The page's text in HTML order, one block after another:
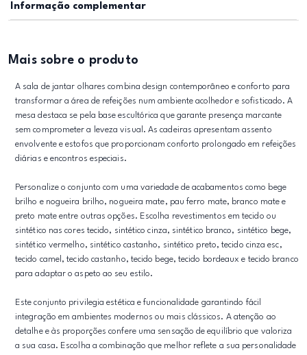
Informação complementar
Mais sobre o produto
A sala de jantar olhares combina design contemporâneo e conforto para
transformar a área de refeições num ambiente acolhedor e sofisticado. A
mesa destaca se pela base escultórica que garante presença marcante
sem comprometer a leveza visual. As cadeiras apresentam assento
envolvente e estofos que proporcionam conforto prolongado em refeições
diárias e encontros especiais.
Personalize o conjunto com uma variedade de acabamentos como bege
brilho e nogueira brilho, nogueira mate, pau ferro mate, branco mate e
preto mate entre outras opções. Escolha revestimentos em tecido ou
sintético nas cores tecido, sintético cinza, sintético branco, sintético bege,
sintético vermelho, sintético castanho, sintético preto, tecido cinza esc,
tecido camel, tecido castanho, tecido bege, tecido bordeaux e tecido branco
para adaptar o aspeto ao seu estilo.
Este conjunto privilegia estética e funcionalidade garantindo fácil
integração em ambientes modernos ou mais clássicos. A atenção ao
detalhe e às proporções confere uma sensação de equilíbrio que valoriza
a sua casa. Escolha a combinação que melhor reflete a sua personalidade